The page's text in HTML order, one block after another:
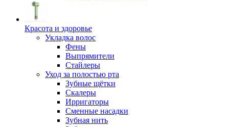
Красота и здоровье
Укладка волос
Фены
Выпрямители
Стайлеры
Уход за полостью рта
Зубные щётки
Скалеры
Ирригаторы
Сменные насадки
Зубная нить